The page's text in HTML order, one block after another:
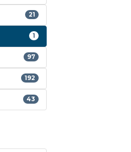
21
1
97
192
43